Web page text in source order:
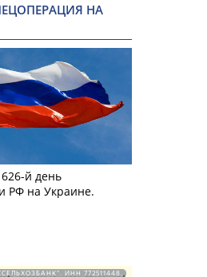
НА
й день
РФ на Украине.
ИНН 772511448.